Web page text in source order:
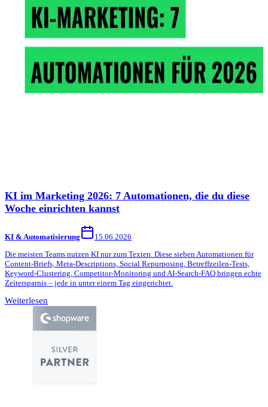
KI im Marketing 2026: 7 Automationen, die du diese
Woche einrichten kannst
KI & Automatisierung
15.06.2026
Die meisten Teams nutzen KI nur zum Texten. Diese sieben Automationen für
Content-Briefs, Meta-Descriptions, Social Repurposing, Betreffzeilen-Tests,
Keyword-Clustering, Competitor-Monitoring und AI-Search-FAQ bringen echte
Zeitersparnis – jede in unter einem Tag eingerichtet.
Weiterlesen